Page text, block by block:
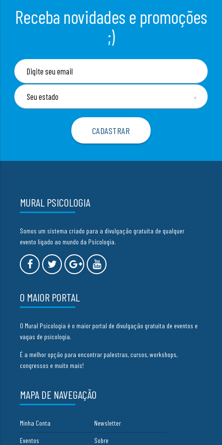
Receba novidades e promoções
;)
▼
MURAL PSICOLOGIA
Somos um sistema criado para a divulgação gratuita de qualquer
evento ligado ao mundo da Psicologia.
O MAIOR PORTAL
O Mural Psicologia é o maior portal de divulgação gratuita de eventos e
vagas de psicologia.
É a melhor opção para encontrar palestras, cursos, workshops,
congressos e muito mais!
MAPA DE NAVEGAÇÃO
Minha Conta Newsletter
Eventos Sobre